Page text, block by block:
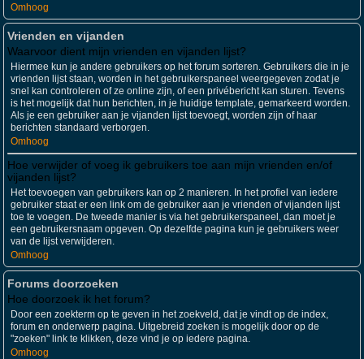
Omhoog
Vrienden en vijanden
Waarvoor dient mijn vrienden en vijanden lijst?
Hiermee kun je andere gebruikers op het forum sorteren. Gebruikers die in je
vrienden lijst staan, worden in het gebruikerspaneel weergegeven zodat je
snel kan controleren of ze online zijn, of een privébericht kan sturen. Tevens
is het mogelijk dat hun berichten, in je huidige template, gemarkeerd worden.
Als je een gebruiker aan je vijanden lijst toevoegt, worden zijn of haar
berichten standaard verborgen.
Omhoog
Hoe verwijder of voeg ik gebruikers toe aan mijn vrienden en/of
vijanden lijst?
Het toevoegen van gebruikers kan op 2 manieren. In het profiel van iedere
gebruiker staat er een link om de gebruiker aan je vrienden of vijanden lijst
toe te voegen. De tweede manier is via het gebruikerspaneel, dan moet je
een gebruikersnaam opgeven. Op dezelfde pagina kun je gebruikers weer
van de lijst verwijderen.
Omhoog
Forums doorzoeken
Hoe doorzoek ik het forum?
Door een zoekterm op te geven in het zoekveld, dat je vindt op de index,
forum en onderwerp pagina. Uitgebreid zoeken is mogelijk door op de
"zoeken" link te klikken, deze vind je op iedere pagina.
Omhoog